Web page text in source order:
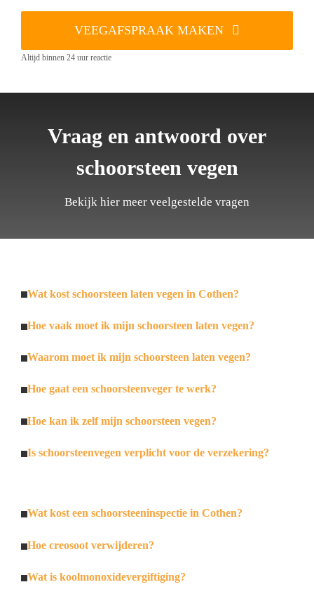
VEEGAFSPRAAK MAKEN
Altijd binnen 24 uur reactie
Vraag en antwoord over
schoorsteen vegen
Bekijk hier meer veelgestelde vragen
Wat kost schoorsteen laten vegen in Cothen?
Hoe vaak moet ik mijn schoorsteen laten vegen?
Waarom moet ik mijn schoorsteen laten vegen?
Hoe gaat een schoorsteenveger te werk?
Hoe kan ik zelf mijn schoorsteen vegen?
Is schoorsteenvegen verplicht voor de verzekering?
Wat kost een schoorsteeninspectie in Cothen?
Hoe creosoot verwijderen?
Wat is koolmonoxidevergiftiging?